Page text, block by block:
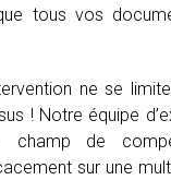
tous vos
ne se
! Notre équipe
champ de
sur une